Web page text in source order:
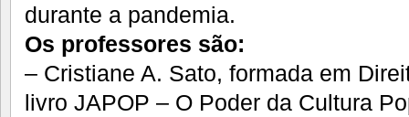
durante a pandemia.
Os professores são:
– Cristiane A. Sato, formada em
livro JAPOP – O Poder da Cultura